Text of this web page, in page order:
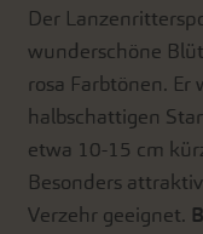
Der
wunderschöne
rosa Farbtönen. Er
halbschattigen
etwa 10-15 cm
Besonders
Verzehr geeignet.